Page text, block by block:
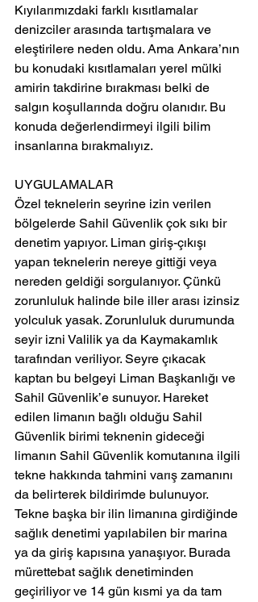
Kıyılarımızdaki farklı kısıtlamalar
denizciler arasında tartışmalara ve
eleştirilere neden oldu. Ama Ankara’nın
bu konudaki kısıtlamaları yerel mülki
amirin takdirine bırakması belki de
salgın koşullarında doğru olanıdır. Bu
konuda değerlendirmeyi ilgili bilim
insanlarına bırakmalıyız.
UYGULAMALAR
Özel teknelerin seyrine izin verilen
bölgelerde Sahil Güvenlik çok sıkı bir
denetim yapıyor. Liman giriş-çıkışı
yapan teknelerin nereye gittiği veya
nereden geldiği sorgulanıyor. Çünkü
zorunluluk halinde bile iller arası izinsiz
yolculuk yasak. Zorunluluk durumunda
seyir izni Valilik ya da Kaymakamlık
tarafından veriliyor. Seyre çıkacak
kaptan bu belgeyi Liman Başkanlığı ve
Sahil Güvenlik’e sunuyor. Hareket
edilen limanın bağlı olduğu Sahil
Güvenlik birimi teknenin gideceği
limanın Sahil Güvenlik komutanına ilgili
tekne hakkında tahmini varış zamanını
da belirterek bildirimde bulunuyor.
Tekne başka bir ilin limanına girdiğinde
sağlık denetimi yapılabilen bir marina
ya da giriş kapısına yanaşıyor. Burada
mürettebat sağlık denetiminden
geçiriliyor ve 14 gün kısmi ya da tam